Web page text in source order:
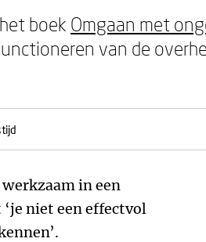
boek Omgaan met
van de
in een
niet een effectvol